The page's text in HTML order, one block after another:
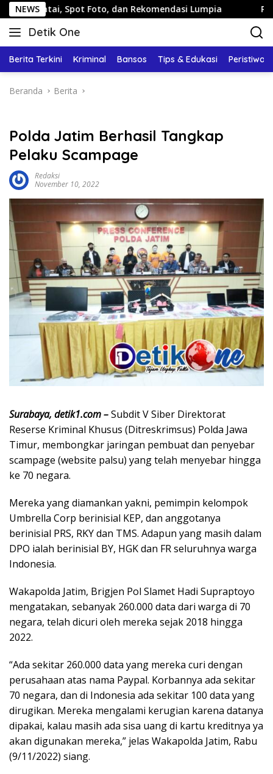
Langsung
ke
konten
NEWS
Foto, dan Rekomendasi Lumpia Panduan Wisata
Detik One
Tajam
Fakta
Berita Terkini Kriminal Bansos Tips & Edukasi Peristiwa
Beranda Berita
Polda Jatim Berhasil Tangkap
Pelaku Scampage
Redaksi
November 10, 2022
Surabaya, detik1.com –Subdit V Siber Direktorat
Reserse Kriminal Khusus (Ditreskrimsus) Polda Jawa
Timur, membongkar jaringan pembuat dan penyebar
scampage (website palsu) yang telah menyebar hingga
ke 70 negara.
Mereka yang diamankan yakni, pemimpin kelompok
Umbrella Corp berinisial KEP, dan anggotanya
berinisial PRS, RKY dan TMS. Adapun yang masih dalam
DPO ialah berinisial BY, HGK dan FR seluruhnya warga
Indonesia.
Wakapolda Jatim, Brigjen Pol Slamet Hadi Supraptoyo
mengatakan, sebanyak 260.000 data dari warga di 70
negara, telah dicuri oleh mereka sejak 2018 hingga
2022.
“Ada sekitar 260.000 data yang mereka curi dengan
perusahaan atas nama Paypal. Korbannya ada sekitar
70 negara, dan di Indonesia ada sekitar 100 data yang
dirugikan. Mereka mengalami kerugian karena datanya
dipakai, kalau masih ada sisa uang di kartu kreditnya ya
akan digunakan mereka,” jelas Wakapolda Jatim, Rabu
(9/11/2022) siang.